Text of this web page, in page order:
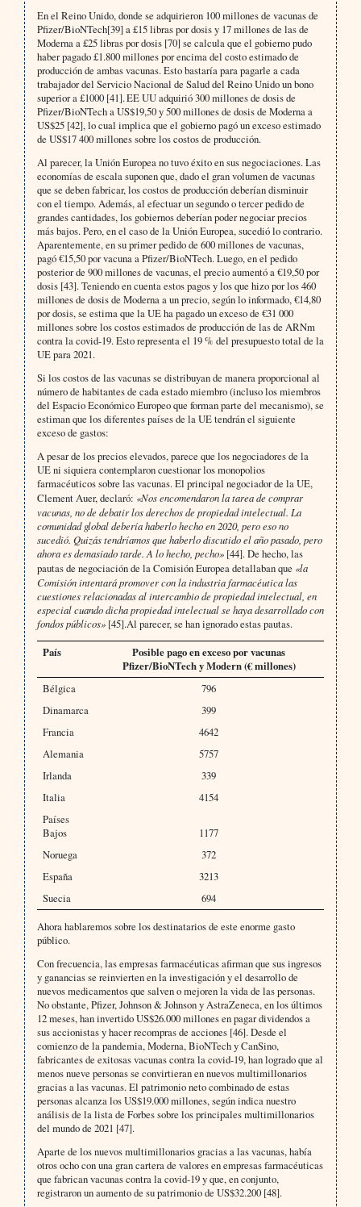
En el Reino Unido, donde se adquirieron 100 millones de vacunas de
Pfizer/BioNTech[39] a £15 libras por dosis y 17 millones de las de
Moderna a £25 libras por dosis [70] se calcula que el gobierno pudo
haber pagado £1.800 millones por encima del costo estimado de
producción de ambas vacunas. Esto bastaría para pagarle a cada
trabajador del Servicio Nacional de Salud del Reino Unido un bono
superior a £1000 [41].EE UU adquirió 300 millones de dosis de
Pfizer/BioNTech a US$19,50 y 500 millones de dosis de Moderna a
US$25 [42], lo cual implica que el gobierno pagó un exceso estimado
de US$17 400 millones sobre los costos de producción.
Al parecer, la Unión Europea no tuvo éxito en sus negociaciones. Las
economías de escala suponen que, dado el gran volumen de vacunas
que se deben fabricar, los costos de producción deberían disminuir
con el tiempo. Además, al efectuar un segundo o tercer pedido de
grandes cantidades, los gobiernos deberían poder negociar precios
más bajos. Pero, en el caso de la Unión Europea, sucedió lo contrario.
Aparentemente, en su primer pedido de 600 millones de vacunas,
pagó €15,50 por vacuna a Pfizer/BioNTech. Luego, en el pedido
posterior de 900 millones de vacunas, el precio aumentó a €19,50 por
dosis [43]. Teniendo en cuenta estos pagos y los que hizo por los 460
millones de dosis de Moderna a un precio, según lo informado, €14,80
por dosis, se estima que la UE ha pagado un exceso de €31 000
millones sobre los costos estimados de producción de las de ARNm
contra la covid-19. Esto representa el 19 % del presupuesto total de la
UE para 2021.
Si los costos de las vacunas se distribuyan de manera proporcional al
número de habitantes de cada estado miembro (incluso los miembros
del Espacio Económico Europeo que forman parte del mecanismo), se
estiman que los diferentes países de la UE tendrán el siguiente
exceso de gastos:
A pesar de los precios elevados, parece que los negociadores de la
UE ni siquiera contemplaron cuestionar los monopolios
farmacéuticos sobre las vacunas. El principal negociador de la UE,
Clement Auer, declaró: «Nos encomendaron la tarea de comprar
vacunas, no de debatir los derechos de propiedad intelectual. La
comunidad global debería haberlo hecho en 2020, pero eso no
sucedió. Quizás tendríamos que haberlo discutido el año pasado, pero
ahora es demasiado tarde. A lo hecho, pecho» [44]. De hecho, las
pautas de negociación de la Comisión Europea detallaban que «la
Comisión intentará promover con la industria farmacéutica las
cuestiones relacionadas al intercambio de propiedad intelectual, en
especial cuando dicha propiedad intelectual se haya desarrollado con
fondos públicos» [45].Al parecer, se han ignorado estas pautas.
País
Posible pago en exceso por vacunas
Pfizer/BioNTech y Modern (€ millones)
Bélgica
796
Dinamarca
399
Francia
4642
Alemania
5757
Irlanda
339
Italia
4154
Países
Bajos
1177
Noruega
372
España
3213
Suecia
694
Ahora hablaremos sobre los destinatarios de este enorme gasto
público.
Con frecuencia, las empresas farmacéuticas afirman que sus ingresos
y ganancias se reinvierten en la investigación y el desarrollo de
nuevos medicamentos que salven o mejoren la vida de las personas.
No obstante, Pfizer, Johnson & Johnson y AstraZeneca, en los últimos
12 meses, han invertido US$26.000 millones en pagar dividendos a
sus accionistas y hacer recompras de acciones [46]. Desde el
comienzo de la pandemia, Moderna, BioNTech y CanSino,
fabricantes de exitosas vacunas contra la covid-19, han logrado que al
menos nueve personas se convirtieran en nuevos multimillonarios
gracias a las vacunas. El patrimonio neto combinado de estas
personas alcanza los US$19.000 millones, según indica nuestro
análisis de la lista de Forbes sobre los principales multimillonarios
del mundo de 2021 [47].
Aparte de los nuevos multimillonarios gracias a las vacunas, había
otros ocho con una gran cartera de valores en empresas farmacéuticas
que fabrican vacunas contra la covid-19 y que, en conjunto,
registraron un aumento de su patrimonio de US$32.200 [48].